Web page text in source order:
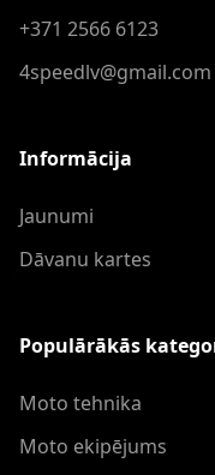
+371 2566 6123
4speedlv@gmail.com
Informācija
Jaunumi
Dāvanu kartes
Populārākās
Moto tehnika
Moto ekipējums